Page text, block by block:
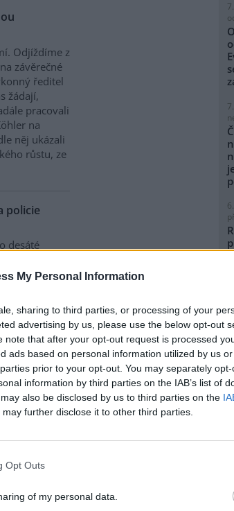
My Personal Information
sharing to third parties, or processing of your
advertising by us, please use the below opt-out
note that after your opt-out request is processed
ads based on personal information utilized by us
prior to your opt-out. You may separately
information by third parties on the IAB’s list of
also be disclosed by us to third parties on the
may further disclose it to other third parties.
Opt Outs
of my personal data.
Odjíždíme z
závěrečné
ředitel
žádají,
pracovali
na
něj ukázali
růstu, ze
policie
desáté
na
dvě stě
fóraJiná
pro
sv.
Petra
obecné